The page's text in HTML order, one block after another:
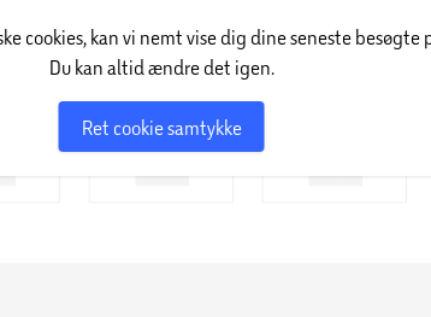
cookies, kan vi nemt vise dig dine seneste besøgte
Du kan altid ændre det igen.
Ret cookie samtykke